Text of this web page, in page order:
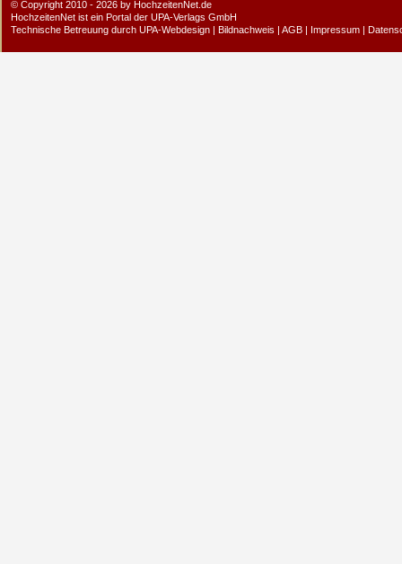
© Copyright 2010 - 2026 by HochzeitenNet.de
HochzeitenNet ist ein Portal der UPA-Verlags GmbH
Technische Betreuung durch UPA-Webdesign | Bildnachweis | AGB | Impressum |